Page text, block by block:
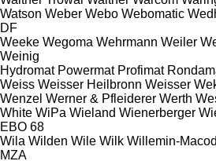
Watson Weber Webo Webomatic
DF
Weeke Wegoma Wehrmann Weiler
Weinig
Hydromat Powermat Profimat
Weiss Weisser Heilbronn Weisser
Wenzel Werner & Pfleiderer Werth
White WiPa Wieland Wienerberger
EBO 68
Wila Wilden Wile Wilk Willemin-
MZA